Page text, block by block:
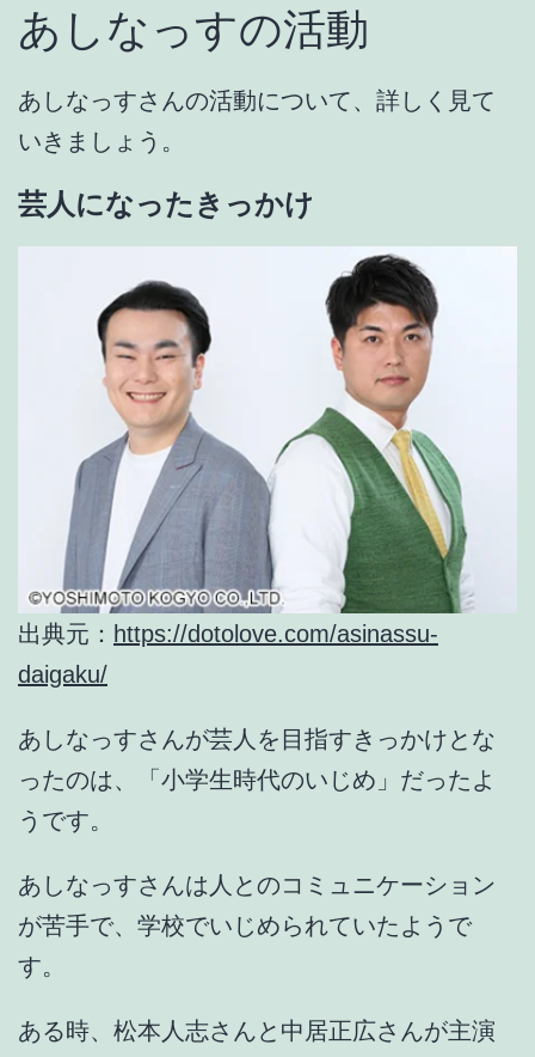
あしなっすの活動
あしなっすさんの活動について、詳しく見て
いきましょう。
芸人になったきっかけ
出典元： https://dotolove.com/asinassu-
daigaku/
あしなっすさんが芸人を目指すきっかけとな
ったのは、「 小学生時代のいじめ 」だったよ
うです。
あしなっすさんは人とのコミュニケーション
が苦手で、学校でいじめられていたようで
す。
ある時、 松本人志さんと中居正広さんが主演